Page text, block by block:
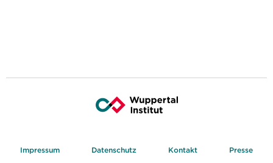
Impressum Datenschutz Kontakt Presse